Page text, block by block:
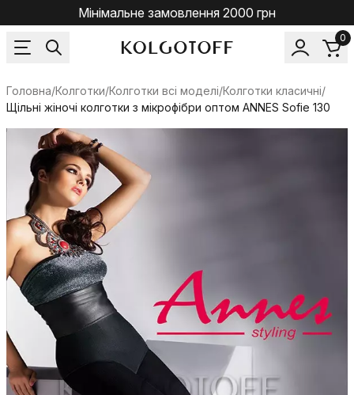
Мінімальне замовлення 2000 грн
0
Головна/Колготки/Колготки всі моделі/Колготки класичні/
Щільні жіночі колготки з мікрофібри оптом ANNES Sofie 130